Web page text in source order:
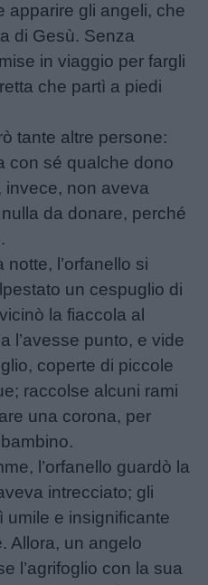
apparire gli angeli, che
di Gesù. Senza
in viaggio per fargli
che partì a piedi
tante altre persone:
con sé qualche dono
invece, non aveva
da donare, perché
l’orfanello si
un cespuglio di
la fiaccola al
l’avesse punto, e vide
coperte di piccole
raccolse alcuni rami
una corona, per
l’orfanello guardò la
intrecciato; gli
e insignificante
Allora, un angelo
l’agrifoglio con la sua